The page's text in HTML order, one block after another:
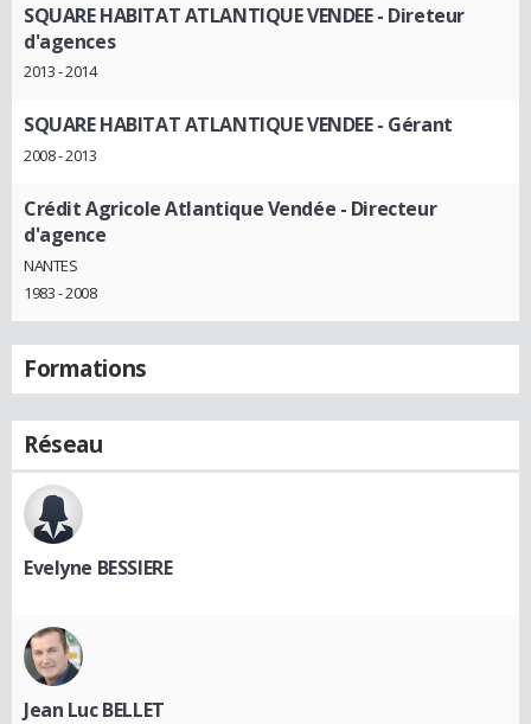
SQUARE HABITAT ATLANTIQUE VENDEE- Direteur
d'agences
2013 - 2014
SQUARE HABITAT ATLANTIQUE VENDEE- Gérant
2008 - 2013
Crédit Agricole Atlantique Vendée - Directeur
d'agence
NANTES
1983 - 2008
Formations
Réseau
Evelyne BESSIERE
Jean Luc BELLET